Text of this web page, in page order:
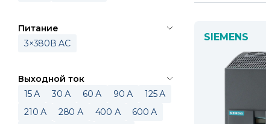
Питание
3×380В AC
Выходной ток
15 А
30 А 60 А 90 А
125 А
210 А
280 А 400 А
600 А
SIEMENS